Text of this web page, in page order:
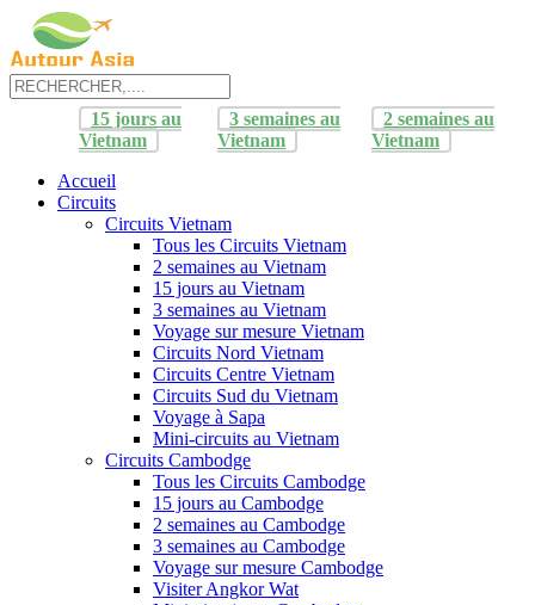
15 jours au
Vietnam
3 semaines au
Vietnam
2 semaines au
Vietnam
Accueil
Circuits
Circuits Vietnam
Tous les Circuits Vietnam
2 semaines au Vietnam
15 jours au Vietnam
3 semaines au Vietnam
Voyage sur mesure Vietnam
Circuits Nord Vietnam
Circuits Centre Vietnam
Circuits Sud du Vietnam
Voyage à Sapa
Mini-circuits au Vietnam
Circuits Cambodge
Tous les Circuits Cambodge
15 jours au Cambodge
2 semaines au Cambodge
3 semaines au Cambodge
Voyage sur mesure Cambodge
Visiter Angkor Wat